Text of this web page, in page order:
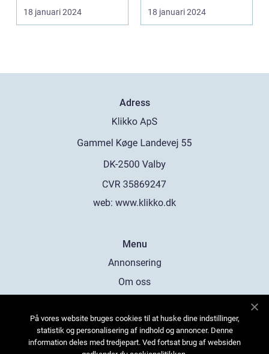
härstammar från
Australiens...
18 januari 2024
konst, dess olik...
18 januari 2024
Adress
web: www.klikko.dk
Menu
Annonsering
Om oss
Kontakta oss
Sitemap
På vores website bruges cookies til at huske dine indstillinger,
statistik og personalisering af indhold og annoncer. Denne
information deles med tredjepart. Ved fortsat brug af websiden